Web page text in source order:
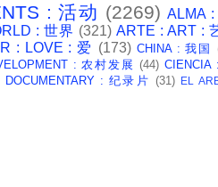
: 活动 (2269) ALMA
: 世界 (321) ARTE : ART :
: LOVE : 爱 (173) CHINA : 我国
: 农村发展 (44) CIENCIA
DOCUMENTARY : 纪录片 (31) EL